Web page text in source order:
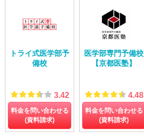
トライ式医学部予
備校
3.42
料金を問い合わせる
(資料請求)
医学部専門予備校
【京都医塾】
4.48
料金を問い合わせる
(資料請求)